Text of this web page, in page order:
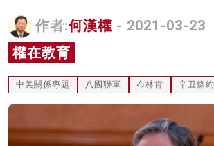
科技
影片
關於我們
作者:何漢權 - 2021-03-23
權在教育
中美關係專題 八國聯軍 布林肯 辛丑條約